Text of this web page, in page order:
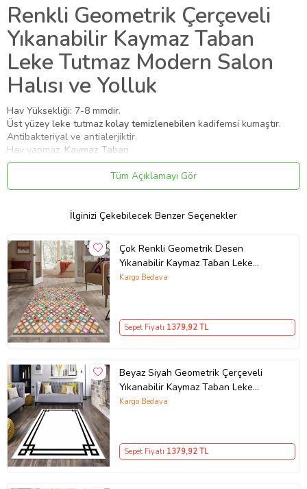
Renkli Geometrik Çerçeveli
Yıkanabilir Kaymaz Taban
Leke Tutmaz Modern Salon
Halısı ve Yolluk
Hav Yüksekliği: 7-8 mmdir.
Üst yüzey leke tutmaz kolay temizlenebilen kadifemsi kumaştır.
Antibakteriyal ve antialerjiktir.
Hav yapmaz, Kaymaz Taban
Kullanılan boyalar üst düzey canlılık ve parlaklık sağlar, uzun yıllar
4 mevsim kullanılabilir, dökülme ve koku yapmazdekoratif halıdır.
Leke tutmayan halıkumaşından üretilmiştir.
30 derecede yıkayarak düşük devirde sıkmanız önerilir.
Çamaşır suyu ve ağartıcı kullanmayınız.
Seçenekler üzerinden seçtiğiniz ölçülerde üretilerek
gönderilmektedir.
Tüm Açıklamayı Gör
İlginizi Çekebilecek Benzer Seçenekler
Çok Renkli Geometrik Desen
Yıkanabilir Kaymaz Taban Leke
Tutmaz Modern Salon Halısı ve
Kargo Bedava
Sepet Fiyatı 1379,92 TL
Beyaz Siyah Geometrik Çerçeveli
Yıkanabilir Kaymaz Taban Leke
Tutmaz Modern Salon Halısı ve
Kargo Bedava
Sepet Fiyatı 1379,92 TL